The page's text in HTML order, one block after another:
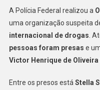
A Polícia Federal realizou a
uma organização suspeita
internacional de drogas .
pessoas foram presas e
Victor Henrique de Oliveira
Entre os presos está Stella